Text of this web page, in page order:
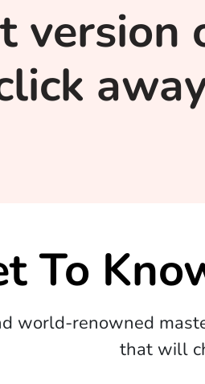
version
To
world-renowned
that will